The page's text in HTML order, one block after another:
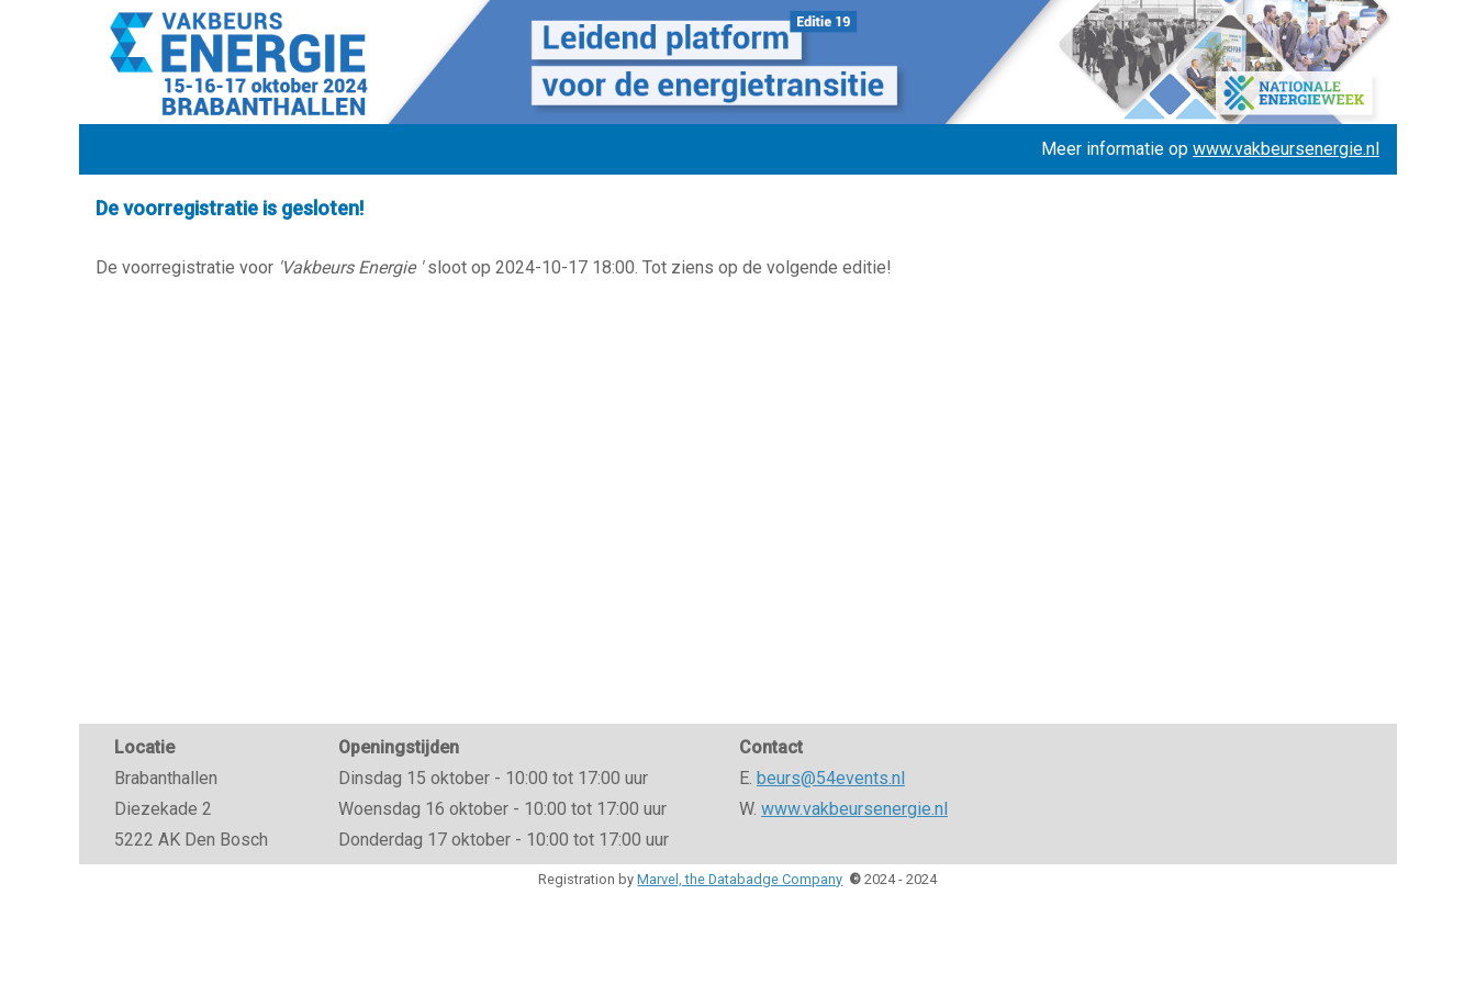
Meer informatie op www.vakbeursenergie.nl
De voorregistratie is gesloten!
De voorregistratie voor 'Vakbeurs Energie ' sloot op 2024-10-17 18:00. Tot ziens op de volgende editie!
Locatie
Brabanthallen
Diezekade 2
5222 AK Den Bosch
Openingstijden
Dinsdag 15 oktober - 10:00 tot 17:00 uur
Woensdag 16 oktober - 10:00 tot 17:00 uur
Donderdag 17 oktober - 10:00 tot 17:00 uur
Contact
E. beurs@54events.nl
W. www.vakbeursenergie.nl
Registration byMarvel, the Databadge Company © 2024 - 2024